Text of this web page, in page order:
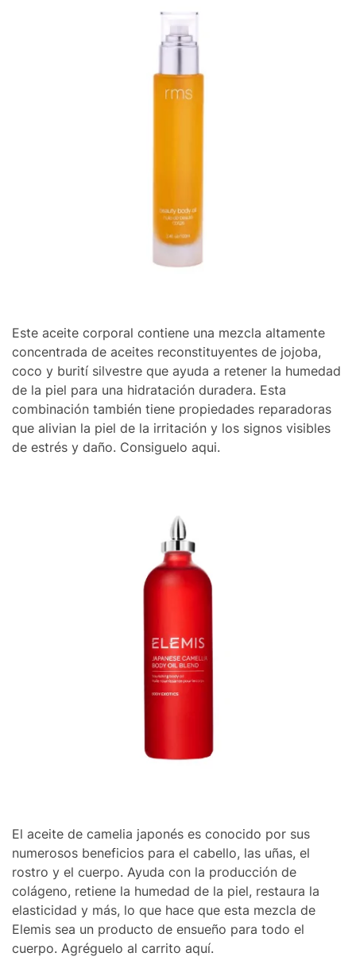
Este aceite corporal contiene una mezcla altamente
concentrada de aceites reconstituyentes de jojoba,
coco y burití silvestre que ayuda a retener la humedad
de la piel para una hidratación duradera. Esta
combinación también tiene propiedades reparadoras
que alivian la piel de la irritación y los signos visibles
de estrés y daño. Consiguelo aqui.
El aceite de camelia japonés es conocido por sus
numerosos beneficios para el cabello, las uñas, el
rostro y el cuerpo. Ayuda con la producción de
colágeno, retiene la humedad de la piel, restaura la
elasticidad y más, lo que hace que esta mezcla de
Elemis sea un producto de ensueño para todo el
cuerpo. Agréguelo al carrito aquí.